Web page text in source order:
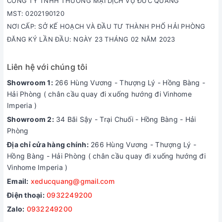
4. Giá bán Victoria VC Elite
mới nhất
chính hãng tại các đại lý lớn (như Xe điện Nam Tiến, Victoria
Giá bán tham khảo:
Dao động ở mức 11.500.000 VNĐ
(chưa bao gồm phí lăn bánh và các chương trình khuyến
Hỗ trợ:
với thủ tục đơn giản, linh hoạt theo tháng.
5. Đánh giá Ưu và Nhược điểm
Ưu điểm:
Giá thành cực rẻ: Chỉ khoảng hơn 11 triệu đồng, rất phù
MST: 0202190120
NƠI CẤP: SỞ KẾ HOẠCH VÀ ĐẦU TƯ THÀNH PHỐ HẢI PHÒNG
ĐĂNG KÝ LẦN ĐẦU: NGÀY 23 THÁNG 02 NĂM 2023
Liên hệ với chúng tôi
Showroom 1:266 Hùng Vương - Thượng Lý - Hồng Bàng -
Hải Phòng ( chân cầu quay đi xuống hướng đi Vinhome
Imperia )
Showroom 2:34 Bãi Sậy - Trại Chuối - Hồng Bàng - Hải
Phòng
Địa chỉ cửa hàng chính:266 Hùng Vương - Thượng Lý -
Hồng Bàng - Hải Phòng ( chân cầu quay đi xuống hướng đi
Vinhome Imperia )
Email: xeducquang@gmail.com
Điện thoại: 0932249200
Zalo: 0932249200